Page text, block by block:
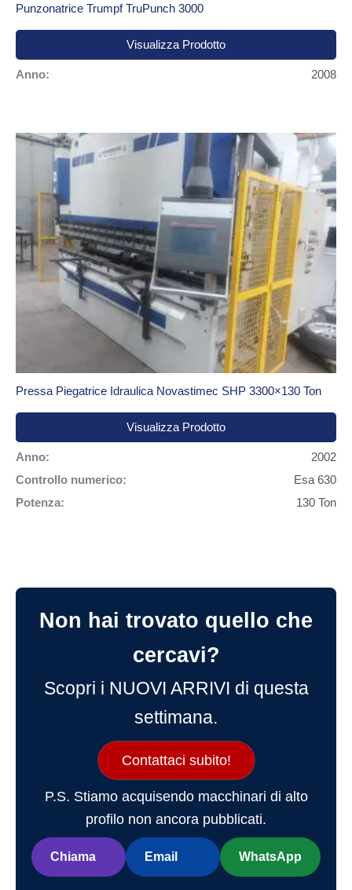
Punzonatrice Trumpf TruPunch 3000
Visualizza Prodotto
Anno: 2008
Pressa Piegatrice Idraulica Novastimec SHP 3300×130 Ton
Visualizza Prodotto
Anno:
2002
Controllo numerico:
Esa 630
Potenza:
130 Ton
Non hai trovato quello che
cercavi?
Scopri i NUOVI ARRIVI di questa
settimana.
Contattaci subito!
P.S. Stiamo acquisendo macchinari di alto
profilo non ancora pubblicati.
Chiama Email WhatsApp